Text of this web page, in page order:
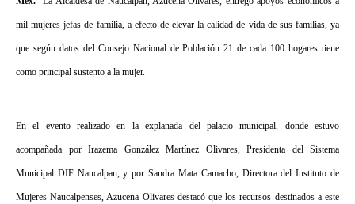
mil mujeres jefas de familia, a efecto de elevar la calidad de vida de sus familias, ya
que según datos del Consejo Nacional de Población 21 de cada 100 hogares tiene
como principal sustento a la mujer.
En el evento realizado en la explanada del palacio municipal, donde estuvo
acompañada por Irazema González Martínez Olivares, Presidenta del Sistema
Municipal DIF Naucalpan, y por Sandra Mata Camacho, Directora del Instituto de
Mujeres Naucalpenses, Azucena Olivares destacó que los recursos destinados a este